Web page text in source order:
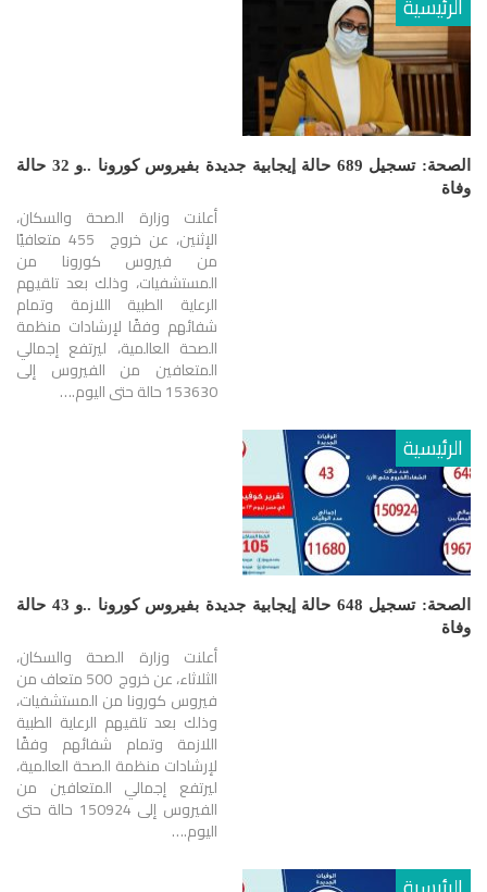
الرئيسية
الصحة: تسجيل 689 حالة إيجابية جديدة بفيروس كورونا ..و 32 حالة
وفاة
أعلنت وزارة الصحة والسكان،
الإثنين، عن خروج 455 متعافيًا
من فيروس كورونا من
المستشفيات، وذلك بعد تلقيهم
الرعاية الطبية اللازمة وتمام
شفائهم وفقًا لإرشادات منظمة
الصحة العالمية، ليرتفع إجمالي
المتعافين من الفيروس إلى
153630 حالة حتى اليوم.…
الرئيسية
الصحة: تسجيل 648 حالة إيجابية جديدة بفيروس كورونا ..و 43 حالة
وفاة
أعلنت وزارة الصحة والسكان،
الثلاثاء، عن خروج 500 متعاف من
فيروس كورونا من المستشفيات،
وذلك بعد تلقيهم الرعاية الطبية
اللازمة وتمام شفائهم وفقًا
لإرشادات منظمة الصحة العالمية،
ليرتفع إجمالي المتعافين من
الفيروس إلى 150924 حالة حتى
اليوم.…